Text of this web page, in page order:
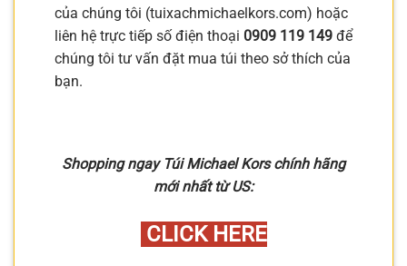
của chúng tôi (tuixachmichaelkors.com) hoặc
liên hệ trực tiếp số điện thoại 0909 119 149 để
chúng tôi tư vấn đặt mua túi theo sở thích của
bạn.
Shopping ngay Túi Michael Kors chính hãng
mới nhất từ US:
CLICK HERE